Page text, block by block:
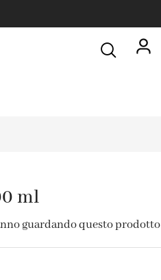
ml
guardando questo prodotto